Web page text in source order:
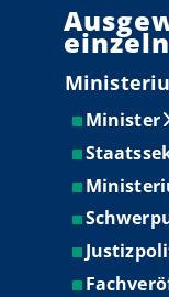
Minister